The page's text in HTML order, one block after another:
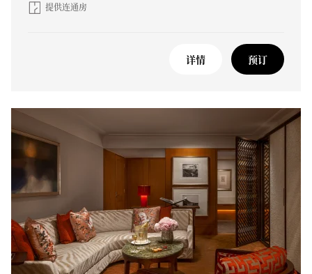
提供连通房
详情 预订